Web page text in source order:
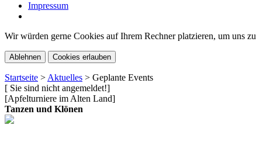
Impressum
Wir würden gerne Cookies auf Ihrem Rechner platzieren, um uns
Ablehnen Cookies erlauben
Startseite > Aktuelles > Geplante Events
[ Sie sind nicht angemeldet!]
[Apfelturniere im Alten Land]
Tanzen und Klönen